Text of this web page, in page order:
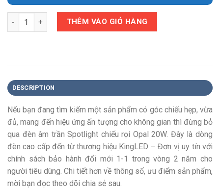
Quantity THÊM VÀO GIỎ HÀNG
DESCRIPTION
Nếu bạn đang tìm kiếm một sản phẩm có góc chiếu hẹp, vừa
đủ, mang đến hiệu ứng ấn tượng cho không gian thì đừng bỏ
qua đèn âm trần Spotlight chiếu rọi Opal 20W. Đây là dòng
đèn cao cấp đến từ thương hiệu KingLED – Đơn vị uy tín với
chính sách bảo hành đổi mới 1-1 trong vòng 2 năm cho
người tiêu dùng. Chi tiết hơn về thông số, ưu điểm sản phẩm,
mời bạn đọc theo dõi chia sẻ sau.